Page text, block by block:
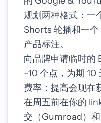
规划两种格式：一
Shorts 轮播和一个
产品标注。
向品牌申请临时的
–10 个点，为期
费率；提高会现在
在周五前在你的
交（Gumroad）